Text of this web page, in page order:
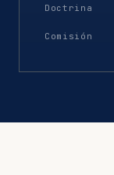
Doctrina
Comisión